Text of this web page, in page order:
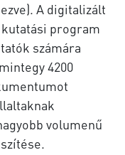
A digitalizált
program
számára
4200
volumenű